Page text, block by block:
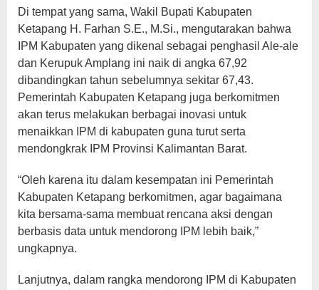
Di tempat yang sama, Wakil Bupati Kabupaten
Ketapang H. Farhan S.E., M.Si., mengutarakan bahwa
IPM Kabupaten yang dikenal sebagai penghasil Ale-ale
dan Kerupuk Amplang ini naik di angka 67,92
dibandingkan tahun sebelumnya sekitar 67,43.
Pemerintah Kabupaten Ketapang juga berkomitmen
akan terus melakukan berbagai inovasi untuk
menaikkan IPM di kabupaten guna turut serta
mendongkrak IPM Provinsi Kalimantan Barat.
“Oleh karena itu dalam kesempatan ini Pemerintah
Kabupaten Ketapang berkomitmen, agar bagaimana
kita bersama-sama membuat rencana aksi dengan
berbasis data untuk mendorong IPM lebih baik,”
ungkapnya.
Lanjutnya, dalam rangka mendorong IPM di Kabupaten